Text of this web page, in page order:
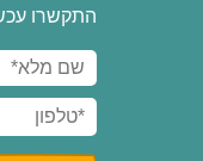
התקשרו עכשיו: 052-